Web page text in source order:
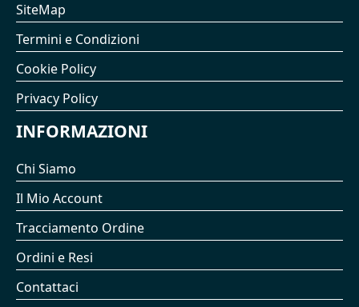
SiteMap
Termini e Condizioni
Cookie Policy
Privacy Policy
INFORMAZIONI
Chi Siamo
Il Mio Account
Tracciamento Ordine
Ordini e Resi
Contattaci